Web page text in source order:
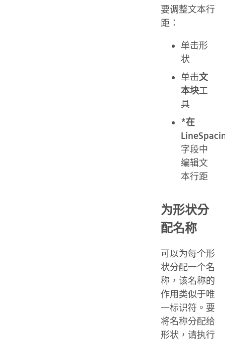
要调整文本行
距：
单击形
状
单击文
本块工
具
*在
字段中
编辑文
本行距
为形状分
配名称
可以为每个形
状分配一个名
称，该名称的
作用类似于唯
一标识符。要
将名称分配给
形状，请执行